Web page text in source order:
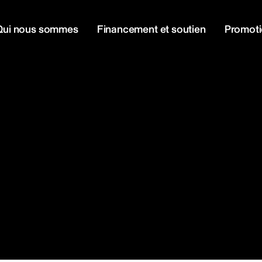
nous sommes Financement et soutien